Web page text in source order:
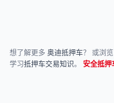
想了解更多 奥迪抵押车？ 或浏览
学习抵押车交易知识。 安全抵押